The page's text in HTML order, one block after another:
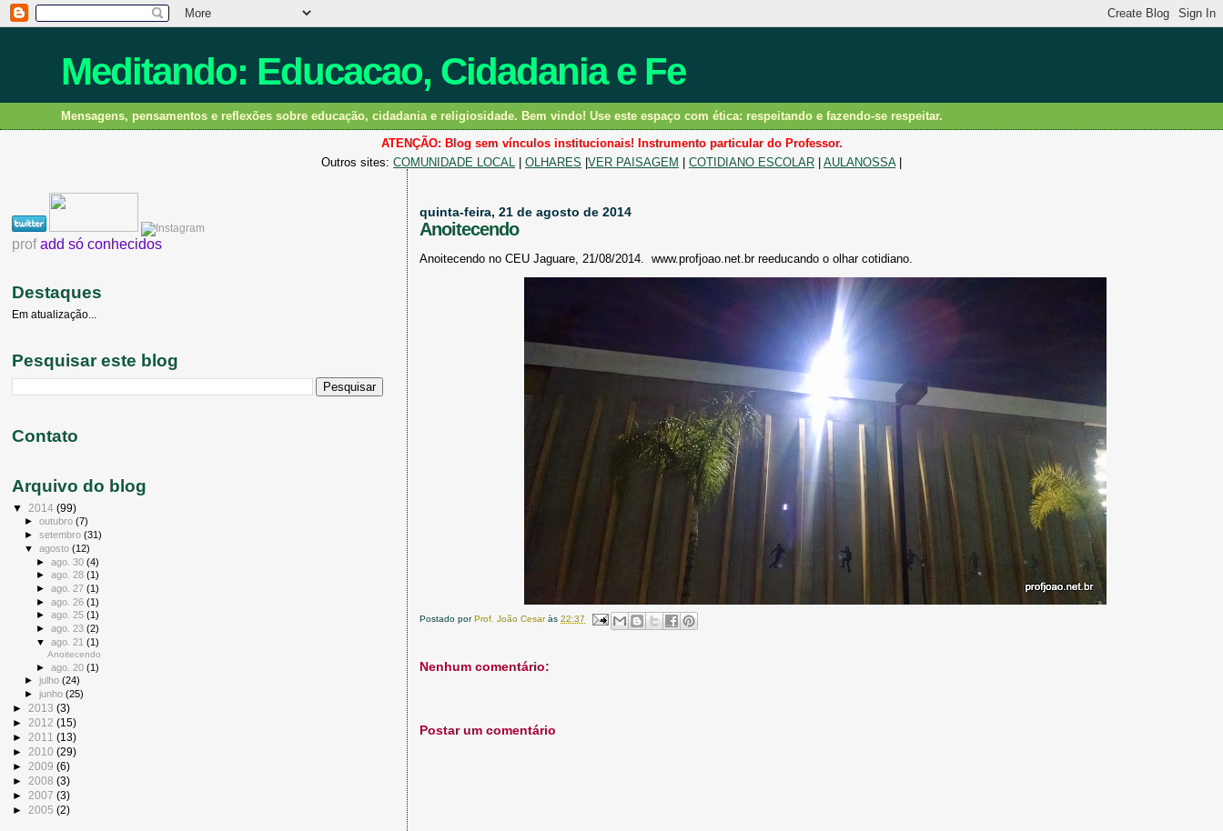
Meditando: Educacao, Cidadania e Fe
Mensagens, pensamentos e reflexões sobre educação, cidadania e religiosidade. Bem vindo! Use este espaço com ética: respeitando e fazendo-se respeitar.
ATENÇÃO: Blog sem vínculos institucionais! Instrumento particular do Professor.
Outros sites: COMUNIDADE LOCAL OLHARES VER PAISAGEM COTIDIANO ESCOLAR AULANOSSA|
quinta-feira, 21 de agosto de 2014
Anoitecendo
Anoitecendo no CEU Jaguare, 21/08/2014. www.profjoao.net.br reeducando o olhar cotidiano.
Postado porProf. João Cesar às22:37
Nenhum comentário:
Postar um comentário
profadd só conhecidos
Destaques
Em atualização...
Pesquisar este blog
Contato
Arquivo do blog
▼ 2014 (99)
►outubro(7)
►setembro(31)
▼agosto(12)
►ago. 30(4)
►ago. 28(1)
►ago. 27(1)
►ago. 26(1)
►ago. 25(1)
►ago. 23(2)
▼ago. 21(1)
Anoitecendo
►ago. 20(1)
►julho(24)
►junho(25)
► 2013 (3)
► 2012 (15)
► 2011 (13)
► 2010 (29)
► 2009 (6)
► 2008 (3)
► 2007 (3)
► 2005 (2)